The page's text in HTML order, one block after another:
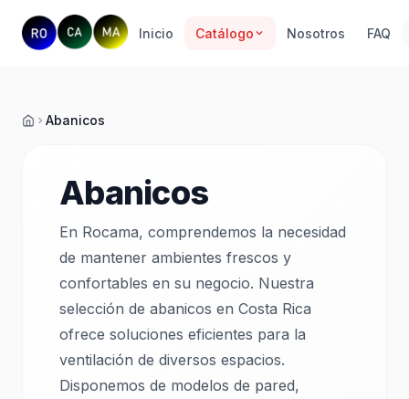
Inicio Catálogo Nosotros FAQ
Inicio
Abanicos
Abanicos
En Rocama, comprendemos la necesidad
de mantener ambientes frescos y
confortables en su negocio. Nuestra
selección de abanicos en Costa Rica
ofrece soluciones eficientes para la
ventilación de diversos espacios.
Disponemos de modelos de pared,